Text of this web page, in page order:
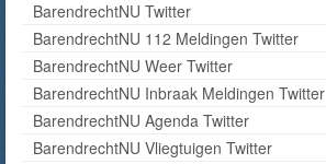
BarendrechtNU Twitter
BarendrechtNU 112 Meldingen Twitter
BarendrechtNU Weer Twitter
BarendrechtNU Inbraak Meldingen Twitter
BarendrechtNU Agenda Twitter
BarendrechtNU Vliegtuigen Twitter